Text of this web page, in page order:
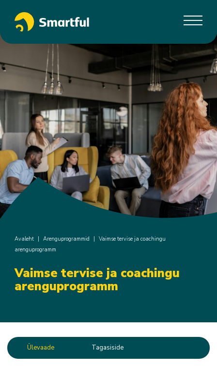
Avaleht Arenguprogrammid
Vaimse tervise ja coachingu
arenguprogramm
Vaimse tervise ja coachingu
arenguprogramm
Ülevaade Tagasiside